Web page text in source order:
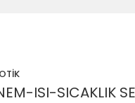
ISI-SICAKLIK